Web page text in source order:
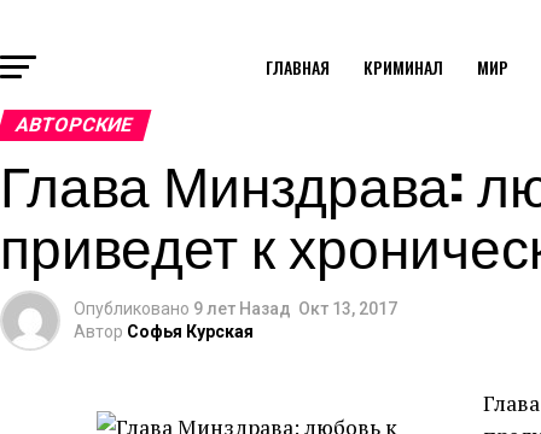
ГЛАВНАЯ КРИМИНАЛ МИР
АВТОРСКИЕ
Глава Минздрава:
приведет к
Опубликовано 9 лет Назад Окт 13, 2017
Автор Софья Курская